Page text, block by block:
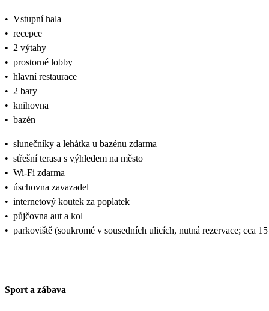
• Vstupní hala
• recepce
• 2 výtahy
• prostorné lobby
• hlavní restaurace
• 2 bary
• knihovna
• bazén
• slunečníky a lehátka u bazénu zdarma
• střešní terasa s výhledem na město
• Wi-Fi zdarma
• úschovna zavazadel
• internetový koutek za poplatek
• půjčovna aut a kol
• parkoviště (soukromé v sousedních ulicích, nutná rezervace; cca
Sport a zábava